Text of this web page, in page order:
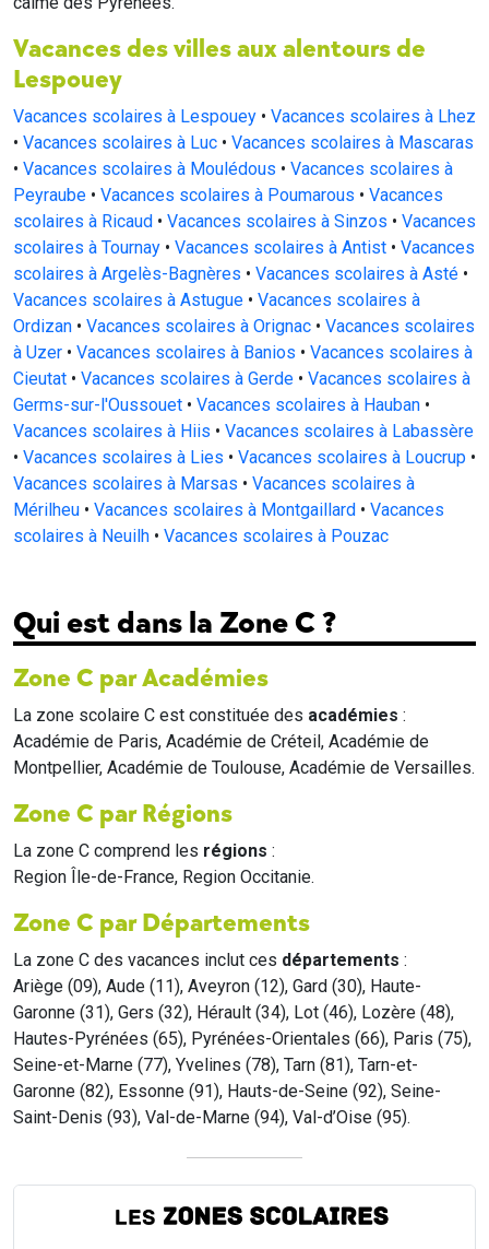
Vacances des villes aux alentours de
Lespouey
Vacances scolaires à Lespouey • Vacances scolaires à Lhez
• Vacances scolaires à Luc • Vacances scolaires à Mascaras
• Vacances scolaires à Moulédous • Vacances scolaires à
Peyraube • Vacances scolaires à Poumarous • Vacances
scolaires à Ricaud • Vacances scolaires à Sinzos • Vacances
scolaires à Tournay • Vacances scolaires à Antist • Vacances
scolaires à Argelès-Bagnères • Vacances scolaires à Asté •
Vacances scolaires à Astugue • Vacances scolaires à
Ordizan • Vacances scolaires à Orignac • Vacances scolaires
à Uzer • Vacances scolaires à Banios • Vacances scolaires à
Cieutat • Vacances scolaires à Gerde • Vacances scolaires à
Germs-sur-l'Oussouet • Vacances scolaires à Hauban •
Vacances scolaires à Hiis • Vacances scolaires à Labassère
• Vacances scolaires à Lies • Vacances scolaires à Loucrup •
Vacances scolaires à Marsas • Vacances scolaires à
Mérilheu • Vacances scolaires à Montgaillard • Vacances
scolaires à Neuilh • Vacances scolaires à Pouzac
Qui est dans la Zone C ?
Zone C par Académies
La zone scolaire C est constituée des académies :
Académie de Paris, Académie de Créteil, Académie de
Montpellier, Académie de Toulouse, Académie de Versailles.
Zone C par Régions
La zone C comprend les régions :
Region Île-de-France, Region Occitanie.
Zone C par Départements
La zone C des vacances inclut ces départements :
Ariège (09), Aude (11), Aveyron (12), Gard (30), Haute-
Garonne (31), Gers (32), Hérault (34), Lot (46), Lozère (48),
Hautes-Pyrénées (65), Pyrénées-Orientales (66), Paris (75),
Seine-et-Marne (77), Yvelines (78), Tarn (81), Tarn-et-
Garonne (82), Essonne (91), Hauts-de-Seine (92), Seine-
Saint-Denis (93), Val-de-Marne (94), Val-d’Oise (95).